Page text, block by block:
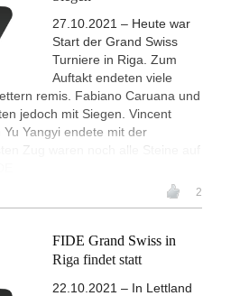
27.10.2021 – Heute war
Start der Grand Swiss
Turniere in Riga. Zum
Auftakt endeten viele
remis. Fabiano Caruana und
jedoch mit Siegen. Vincent
Yangyi endete mit der
Zug waren noch alle Steine auf
2
FIDE Grand Swiss in
Riga findet statt
22.10.2021 – In Lettland